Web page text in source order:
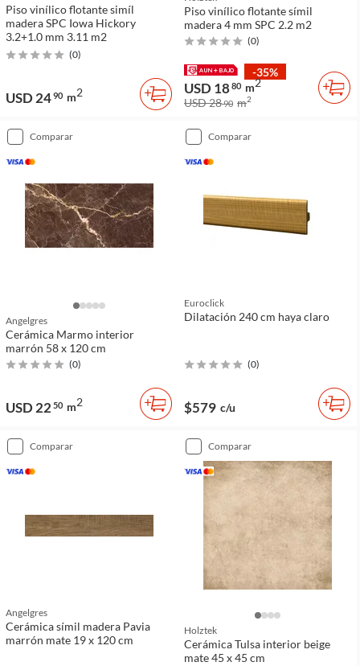
Piso vinílico flotante simíl
madera SPC Iowa Hickory
3.2+1.0 mm 3.11 m2
(0)
USD 2490 m2
Piso vinílico flotante símil
madera 4 mm SPC 2.2 m2
(0)
-35%
USD 1880 m2
USD 2890 m2
comparar
Angelgres
Cerámica Marmo interior
marrón 58 x 120 cm
(0)
USD 22 50 m2
comparar
Euroclick
Dilatación 240 cm haya claro
(0)
$579 c/u
comparar
Angelgres
Cerámica símil madera Pavia
marrón mate 19 x 120 cm
comparar
Holztek
Cerámica Tulsa interior beige
mate 45 x 45 cm